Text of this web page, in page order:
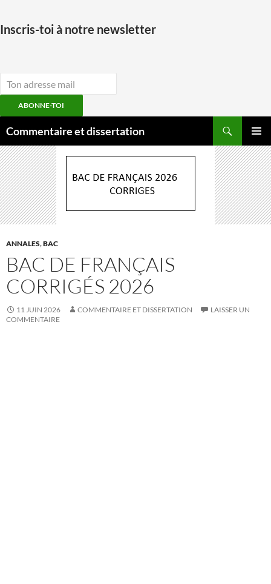
Inscris-toi à notre newsletter
ABONNE-TOI
au
contenu
Commentaire et dissertation
MENU
ANNALES,BAC
BAC DE FRANÇAIS
CORRIGÉS 2026
11 JUIN 2026 COMMENTAIRE ET DISSERTATION
LAISSER UN
COMMENTAIRE